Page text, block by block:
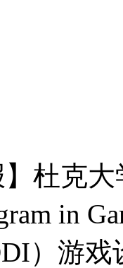
】杜克
in
）游